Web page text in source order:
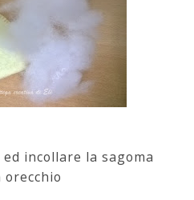
incollare la sagoma